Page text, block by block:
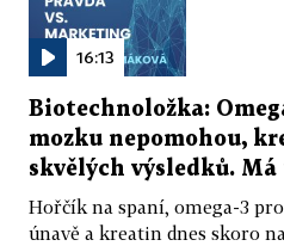
16:13
Biotechnoložka:
mozku nepomohou,
skvělých výsledků. Má
Hořčík na spaní, omega-3
únavě a kreatin dnes skoro